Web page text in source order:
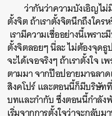
ว่ากันว่าความบังเอิญไ
ตั้งจิต ถ้าเราตั้งจิตนึกถึงใค
เรามีความเชื่ออย่างนี้เพรา
ตั้งจิตลอยๆ นี่ละ ไม่ต้องจุด
จะได้เจอจริงๆ ถ้าเราตั้งใจ
ตามมา จากป๊อปอายมาฉลา
สิงคโปร์ และตอนนี้ก็มีบริษัทที่
บทและกำกับ ซึ่งตอนนี้กำลั